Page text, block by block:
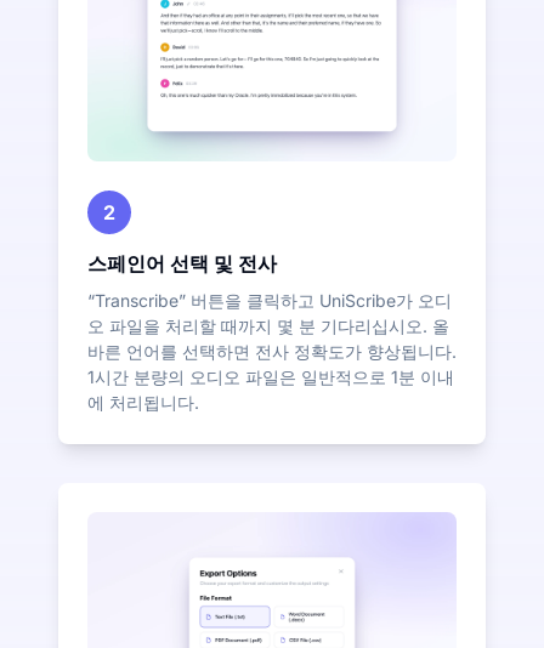
2
스페인어 선택 및 전사
“Transcribe” 버튼을 클릭하고 UniScribe가 오디
오 파일을 처리할 때까지 몇 분 기다리십시오. 올
바른 언어를 선택하면 전사 정확도가 향상됩니다.
1시간 분량의 오디오 파일은 일반적으로 1분 이내
에 처리됩니다.